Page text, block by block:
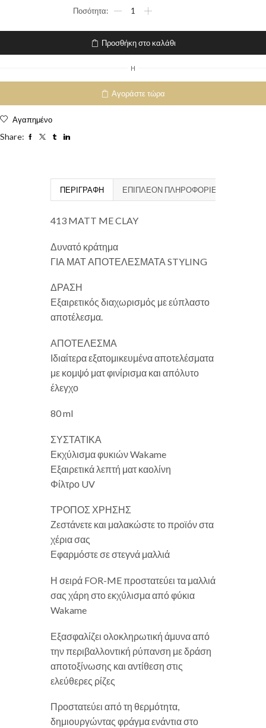
Προσθήκη στο καλάθι
H
Αγοράστε τώρα
Αγαπημένο
Share:
ΠΕΡΙΓΡΑΦΉ ΕΠΙΠΛΈΟΝ ΠΛΗΡΟΦΟΡΊΕΣ
413 MATT ME CLAY
Δυνατό κράτημα
ΓΙΑ ΜΑΤ ΑΠΟΤΕΛΕΣΜΑΤΑ STYLING
ΔΡΑΣΗ
Εξαιρετικός διαχωρισμός με εύπλαστο
αποτέλεσμα.
ΑΠΟΤΕΛΕΣΜΑ
Ιδιαίτερα εξατομικευμένα αποτελέσματα
με κομψό ματ φινίρισμα και απόλυτο
έλεγχο
80 ml
ΣΥΣΤΑΤΙΚΑ
Εκχύλισμα φυκιών Wakame
Εξαιρετικά λεπτή ματ καολίνη
Φίλτρο UV
ΤΡΟΠΟΣ ΧΡΗΣΗΣ
Ζεστάνετε και μαλακώστε το προϊόν στα
χέρια σας
Εφαρμόστε σε στεγνά μαλλιά
Η σειρά FOR-ME προστατεύει τα μαλλιά
σας χάρη στο εκχύλισμα από φύκια
Wakame
Εξασφαλίζει ολοκληρωτική άμυνα από
την περιβαλλοντική ρύπανση με δράση
αποτοξίνωσης και αντίθεση στις
ελεύθερες ρίζες
Προστατεύει από τη θερμότητα,
δημιουργώντας φράγμα ενάντια στο